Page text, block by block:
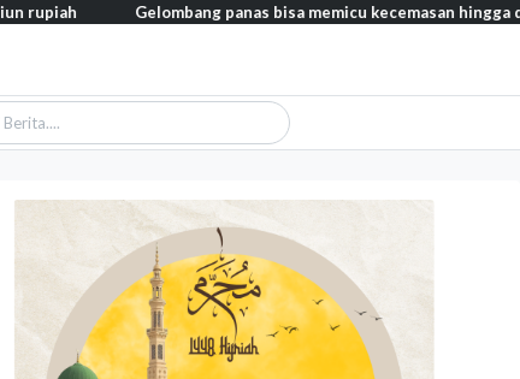
Gelombang panas bisa memicu kecemasan hingga depresi